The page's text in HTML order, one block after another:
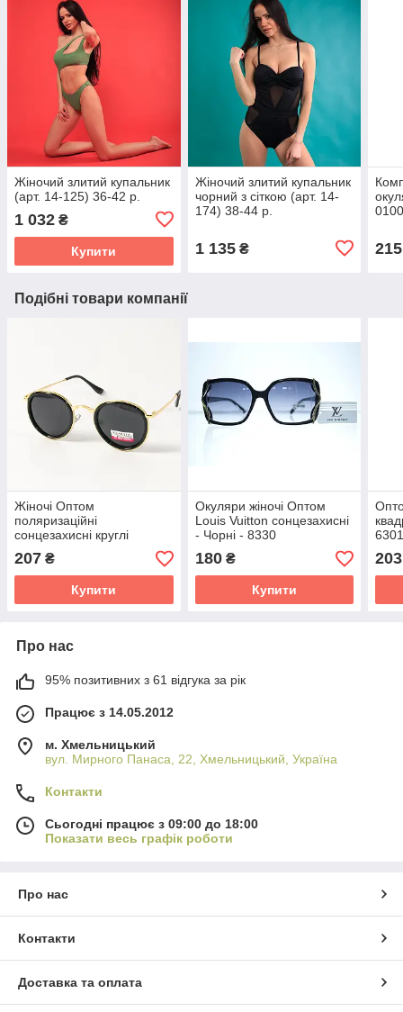
Жіночий злитий купальник
(арт. 14-125) 36-42 р.
1 032 ₴
Купити
Жіночий злитий купальник
чорний з сіткою (арт. 14-
174) 38-44 р.
1 135₴ 215
Подібні товари компанії
Жіночі Оптом
поляризаційні
сонцезахисні круглі
окуляри (арт. P3389/1)
чорні
207 ₴
Купити
Окуляри жіночі Оптом
Louis Vuitton сонцезахисні
- Чорні - 8330
180₴
Купити
203
Про нас
95% позитивних з 61 відгука за рік
Працює з 14.05.2012
м. Хмельницький
вул. Мирного Панаса, 22, Хмельницький, Україна
Контакти
Сьогодні працює з 09:00 до 18:00
Показати весь графік роботи
Про нас
Контакти
Доставка та оплата